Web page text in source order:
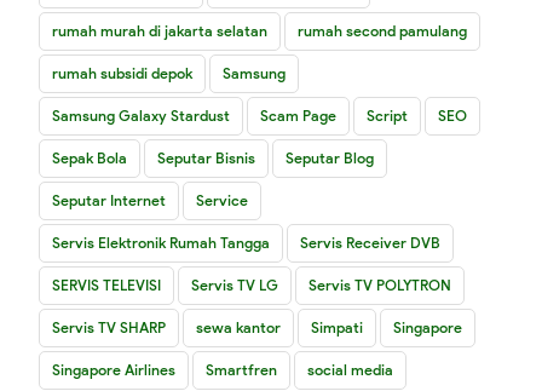
rumah murah di jakarta selatan rumah second pamulang
rumah subsidi depok Samsung
Samsung Galaxy Stardust Scam Page Script SEO
Sepak Bola Seputar Bisnis Seputar Blog
Seputar Internet Service
Servis Elektronik Rumah Tangga Servis Receiver DVB
SERVIS TELEVISI Servis TV LG Servis TV POLYTRON
Servis TV SHARP sewa kantor Simpati Singapore
Singapore Airlines Smartfren social media